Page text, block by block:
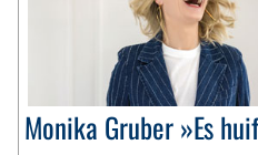
Monika Gruber »Es